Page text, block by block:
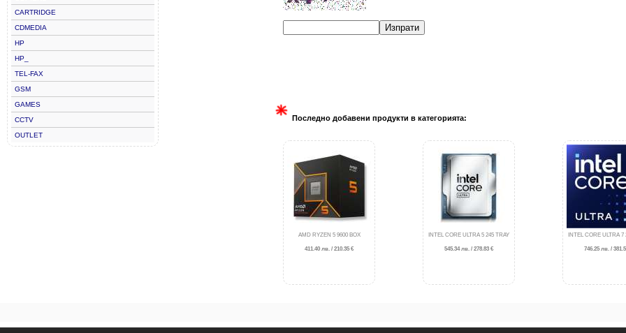
CARTRIDGE
CDMEDIA
HP
HP_
TEL-FAX
GSM
GAMES
CCTV
OUTLET
Изпрати
Последно добавени продукти в категорията:
AMD RYZEN 5 9600 BOX
411.40 лв. / 210.35 €
INTEL CORE ULTRA 5 245 TRAY
545.34 лв. / 278.83 €
INTEL CORE ULTRA 7
746.25 лв. /